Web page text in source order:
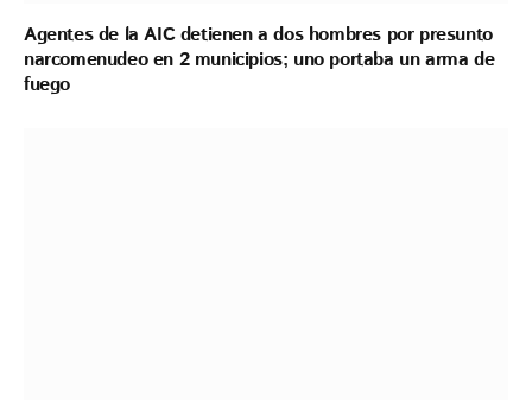
Agentes de la AIC detienen a dos hombres por presunto
narcomenudeo en 2 municipios; uno portaba un arma de
fuego